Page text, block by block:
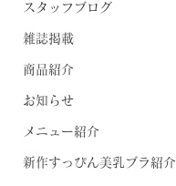
スタッフブログ
雑誌掲載
商品紹介
お知らせ
メニュー紹介
新作すっぴん美乳ブラ紹介